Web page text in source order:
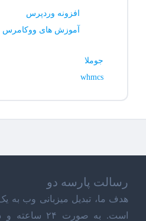
افزونه وردپرس
آموزش های ووکامرس
جوملا
whmcs
رسالت پارسه دو
هدف ما، تبدیل میزبانی وب به
است. به صورت